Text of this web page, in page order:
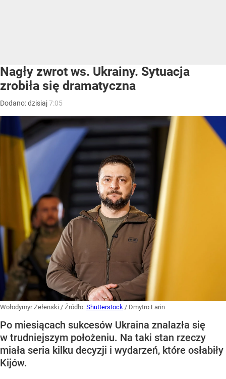
Nagły zwrot ws. Ukrainy. Sytuacja
zrobiła się dramatyczna
Dodano:dzisiaj7:05
Wołodymyr Zełenski / Źródło: Shutterstock / Dmytro Larin
Po miesiącach sukcesów Ukraina znalazła się
w trudniejszym położeniu. Na taki stan rzeczy
miała seria kilku decyzji i wydarzeń, które osłabiły
Kijów.